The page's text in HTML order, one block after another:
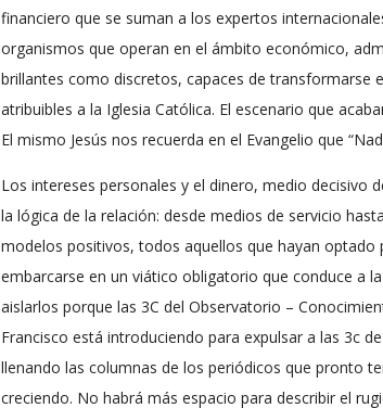
financiero que se suman a los expertos
organismos que operan en el ámbito económico,
brillantes como discretos, capaces de transformarse
atribuibles a la Iglesia Católica. El escenario que
El mismo Jesús nos recuerda en el Evangelio que
Los intereses personales y el dinero, medio decisivo
la lógica de la relación: desde medios de servicio
modelos positivos, todos aquellos que hayan
embarcarse en un viático obligatorio que conduce a
aislarlos porque las 3C del Observatorio –
Francisco está introduciendo para expulsar a las 3c
llenando las columnas de los periódicos que pronto
creciendo. No habrá más espacio para describir el